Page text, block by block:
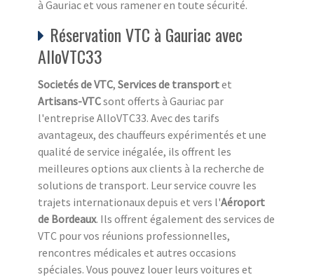
à Gauriac et vous ramener en toute sécurité.
Réservation VTC à Gauriac avec
AlloVTC33
Societés de VTC, Services de transportet
Artisans-VTCsont offerts à Gauriac par
l'entreprise AlloVTC33. Avec des tarifs
avantageux, des chauffeurs expérimentés et une
qualité de service inégalée, ils offrent les
meilleures options aux clients à la recherche de
solutions de transport. Leur service couvre les
trajets internationaux depuis et vers l'Aéroport
de Bordeaux. Ils offrent également des services de
VTC pour vos réunions professionnelles,
rencontres médicales et autres occasions
spéciales. Vous pouvez louer leurs voitures et